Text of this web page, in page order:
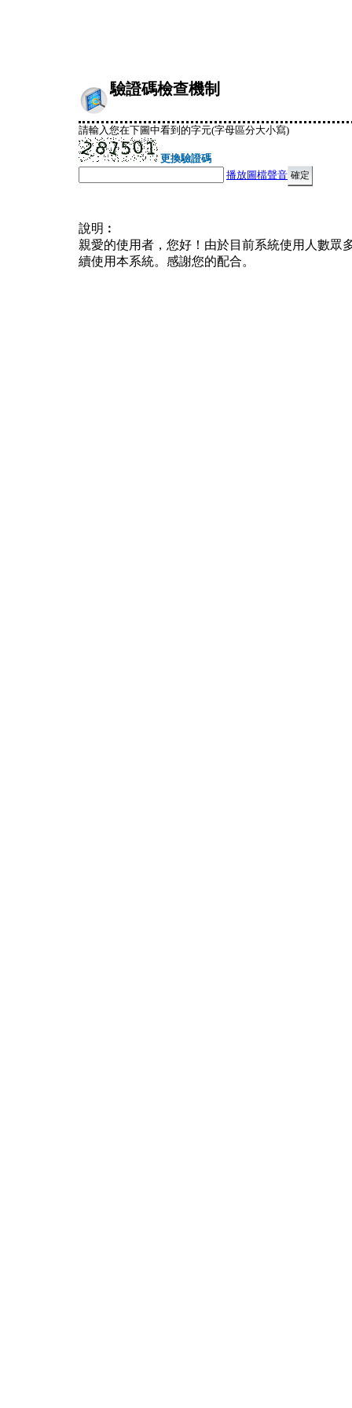
驗證碼檢查機制
請輸入您在下圖中看到的字元(字母區分大小寫)
更換驗證碼
播放圖檔聲音
說明︰
親愛的使用者，您好！由於目前系統使用人數眾
續使用本系統。感謝您的配合。